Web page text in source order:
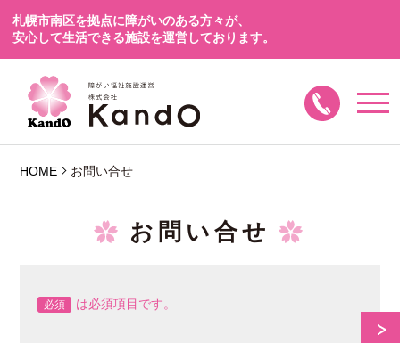
札幌市南区を拠点に障がいのある方々が、
安心して生活できる施設を運営しております。
HOME お問い合せ
お問い合せ
必須 は必須項目です。